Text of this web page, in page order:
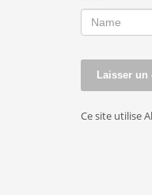
Ce site utilise